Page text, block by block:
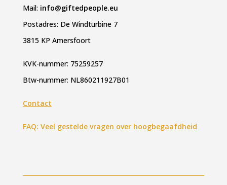
Mail: info@giftedpeople.eu
Postadres: De Windturbine 7
3815 KP Amersfoort
KVK-nummer: 75259257
Btw-nummer: NL860211927B01
Contact
FAQ: Veel gestelde vragen over hoogbegaafdheid